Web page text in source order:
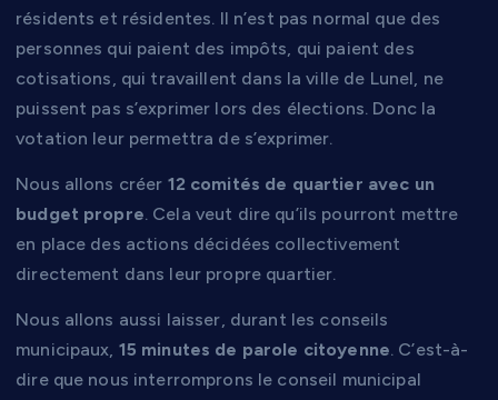
résidents et résidentes. Il n’est pas normal que des
personnes qui paient des impôts, qui paient des
cotisations, qui travaillent dans la ville de Lunel, ne
puissent pas s’exprimer lors des élections. Donc la
votation leur permettra de s’exprimer.
Nous allons créer 12 comités de quartier avec un
budget propre. Cela veut dire qu’ils pourront mettre
en place des actions décidées collectivement
directement dans leur propre quartier.
Nous allons aussi laisser, durant les conseils
municipaux, 15 minutes de parole citoyenne. C’est-à-
dire que nous interromprons le conseil municipal